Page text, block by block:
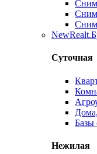
New
Суточная
Базы
Нежилая